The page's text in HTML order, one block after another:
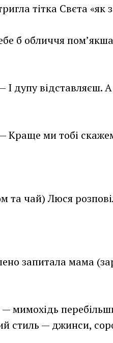
тітка Свєта «як
б обличчя
дупу відставляєш.
Краще ми тобі
та чай) Люся
запитала мама
мимохідь
стиль — джинси,